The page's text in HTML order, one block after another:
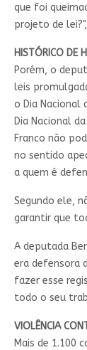
que foi
projeto de
HISTÓRICO DE
Porém, o
leis
o Dia Nacional
Dia Nacional
Franco não
no sentido
a quem é
Segundo ele,
garantir que
A deputada
era defensora
fazer esse
todo o seu
VIOLÊNCIA
Mais de 1.100